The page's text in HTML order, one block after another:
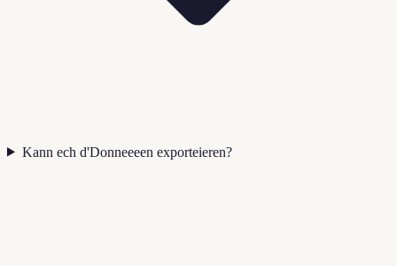
Kann ech d'Donneeeen exporteieren?